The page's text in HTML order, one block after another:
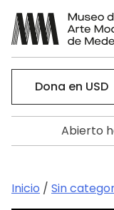
Dona en USD
Abierto
Inicio / Sin